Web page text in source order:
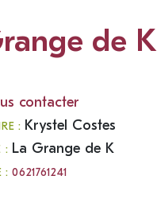
de K
contacter
: Krystel Costes
: La Grange de K
:0621761241